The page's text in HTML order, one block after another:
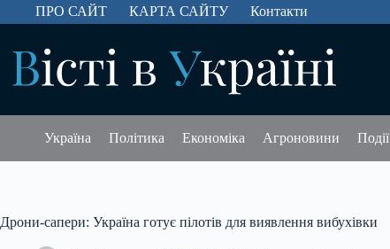
Перейти
до
ПРО САЙТ КАРТА САЙТУ Контакти
Україна Політика Економіка Агроновини Події
Дрони-сапери: Україна готує пілотів для виявлення вибухівки